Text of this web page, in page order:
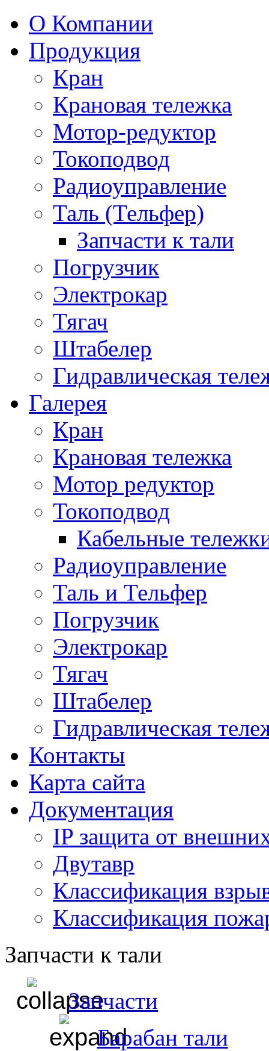
О Компании
Продукция
Кран
Крановая тележка
Мотор-редуктор
Токоподвод
Радиоуправление
Таль (Тельфер)
Запчасти к тали
Погрузчик
Электрокар
Тягач
Штабелер
Гидравлическая
Галерея
Кран
Крановая тележка
Мотор редуктор
Токоподвод
Кабельные
Радиоуправление
Таль и Тельфер
Погрузчик
Электрокар
Тягач
Штабелер
Гидравлическая
Контакты
Карта сайта
Документация
IP защита от
Двутавр
Классификация
Классификация
Запчасти к тали
Запчасти
Барабан тали